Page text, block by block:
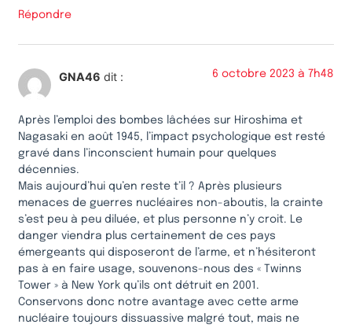
Répondre
GNA46 dit : 6 octobre 2023 à 7h48
Après l’emploi des bombes lâchées sur Hiroshima et
Nagasaki en août 1945, l’impact psychologique est resté
gravé dans l’inconscient humain pour quelques
décennies.
Mais aujourd’hui qu’en reste t’il ? Après plusieurs
menaces de guerres nucléaires non-aboutis, la crainte
s’est peu à peu diluée, et plus personne n’y croit. Le
danger viendra plus certainement de ces pays
émergeants qui disposeront de l’arme, et n’hésiteront
pas à en faire usage, souvenons-nous des « Twinns
Tower » à New York qu’ils ont détruit en 2001.
Conservons donc notre avantage avec cette arme
nucléaire toujours dissuassive malgré tout, mais ne